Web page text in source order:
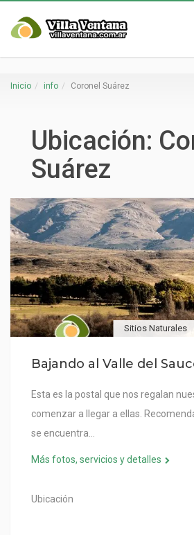
Inicio info Coronel Suárez
Ubicación:
Suárez
Sitios Naturales
Bajando al Valle del
Esta es la postal que nos regalan
comenzar a llegar a ellas.
se encuentra…
Más fotos, servicios y detalles
Ubicación